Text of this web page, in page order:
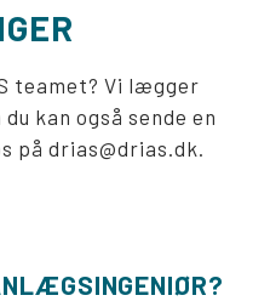
teamet? Vi lægger
kan også sende en
på drias@drias.dk.